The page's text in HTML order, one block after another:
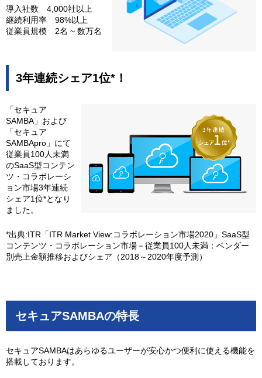
導入社数 4,000社以上
継続利用率 98%以上
従業員規模 2名 ~ 数万名
3年連続シェア1位*！
「セキュア
SAMBA」および
「セキュア
SAMBApro」にて
従業員100人未満
のSaaS型コンテン
ツ・コラボレーシ
ョン市場3年連続
シェア1位*となり
ました。
*出典:ITR「ITR Market View:コラボレーション市場2020」SaaS型
コンテンツ・コラボレーション市場－従業員100人未満：ベンダー
別売上金額推移およびシェア（2018～2020年度予測）
セキュアSAMBAの特長
セキュアSAMBAはあらゆるユーザーが安心かつ便利に使える機能を
搭載しております。